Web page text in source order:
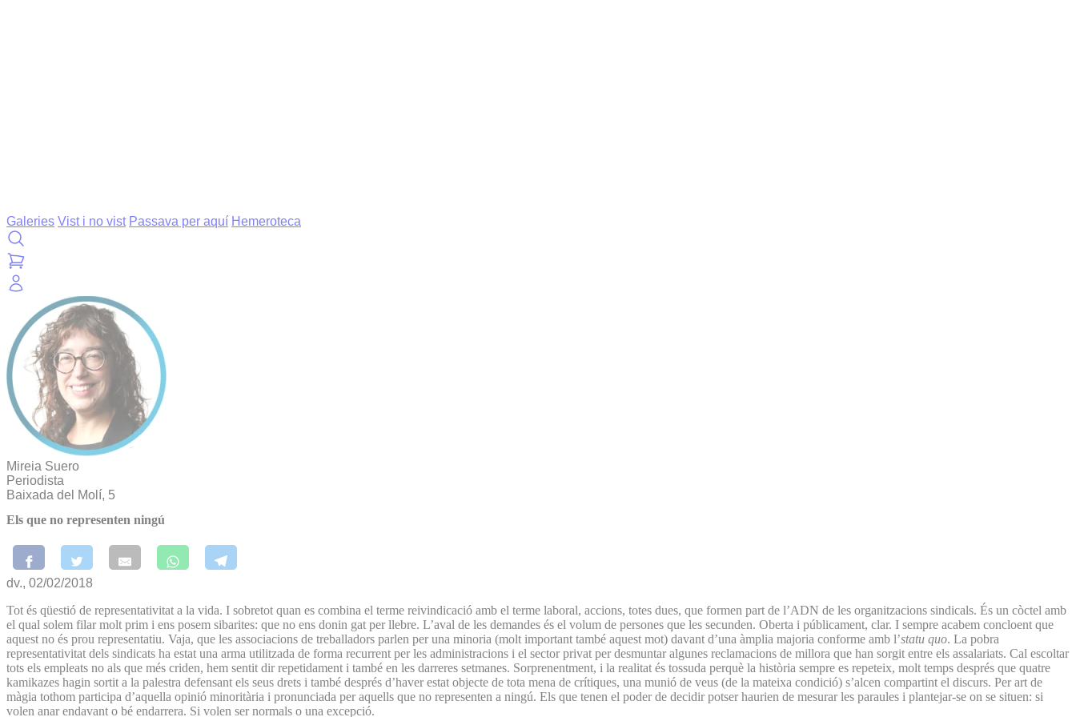
Galeries Vist i no vist Passava per aquí Hemeroteca
Mireia Suero
Periodista
Baixada del Molí, 5
Els que no representen ningú
dv., 02/02/2018
Tot és qüestió de representativitat a la vida. I sobretot quan es combina el terme reivindicació amb el terme laboral, accions, totes dues, que formen part de l’ADN de les organitzacions sindicals. És un còctel amb
el qual solem filar molt prim i ens posem sibarites: que no ens donin gat per llebre. L’aval de les demandes és el volum de persones que les secunden. Oberta i públicament, clar. I sempre acabem concloent que
aquest no és prou representatiu. Vaja, que les associacions de treballadors parlen per una minoria (molt important també aquest mot) davant d’una àmplia majoria conforme amb l’statu quo. La pobra
representativitat dels sindicats ha estat una arma utilitzada de forma recurrent per les administracions i el sector privat per desmuntar algunes reclamacions de millora que han sorgit entre els assalariats. Cal escoltar
tots els empleats no als que més criden, hem sentit dir repetidament i també en les darreres setmanes. Sorprenentment, i la realitat és tossuda perquè la història sempre es repeteix, molt temps després que quatre
kamikazes hagin sortit a la palestra defensant els seus drets i també després d’haver estat objecte de tota mena de crítiques, una munió de veus (de la mateixa condició) s’alcen compartint el discurs. Per art de
màgia tothom participa d’aquella opinió minoritària i pronunciada per aquells que no representen a ningú. Els que tenen el poder de decidir potser haurien de mesurar les paraules i plantejar-se on se situen: si
volen anar endavant o bé endarrera. Si volen ser normals o una excepció.